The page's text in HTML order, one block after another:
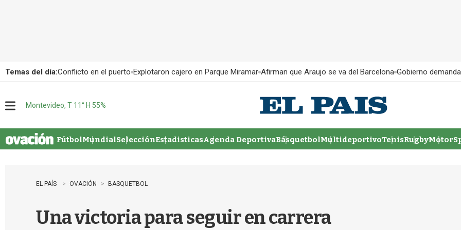
Temas del día:Conflicto en el puerto Explotaron cajero en Parque Miramar Afirman que Araujo se va del Barcelona Gobierno
u
Montevideo, T 11° H 55%
FútbolMundialSelecciónEstadisticasAgenda DeportivaBásquetbolMultideportivoTenisRugby
EL PAÍS OVACIÓN BASQUETBOL
Una victoria para seguir en carrera